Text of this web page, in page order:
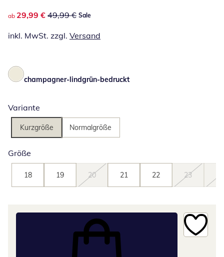
reduzierter Preis 29,99 €, vorheriger Preis: 49,99 €
ab 29,99 € 49,99 € Sale
inkl. MwSt. zzgl. Versand
champagner-lindgrün-bedruckt
Variante
Kurzgröße Normalgröße
Größe
18 19 20 21 22 23